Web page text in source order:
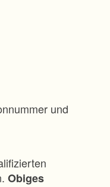
und
Obiges